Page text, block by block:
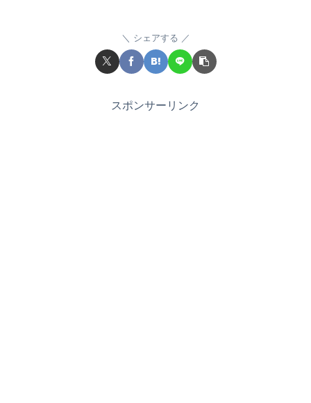
シェアする
スポンサーリンク